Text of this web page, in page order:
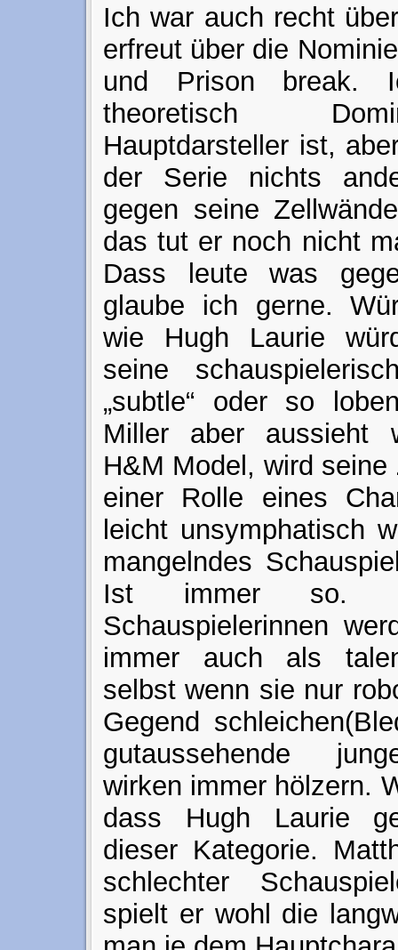
Ich war auch recht
erfreut über die
und Prison break.
theoretisch
Hauptdarsteller ist,
der Serie nichts
gegen seine
das tut er noch nicht
Dass leute was
glaube ich gerne.
wie Hugh Laurie
seine
„subtle“ oder so
Miller aber aussieht
H&M Model, wird
einer Rolle eines
leicht unsymphatisch
mangelndes
Ist immer so.
Schauspielerinnen
immer auch als
selbst wenn sie nur
Gegend
gutaussehende
wirken immer hölzern.
dass Hugh Laurie
dieser Kategorie.
schlechter
spielt er wohl die